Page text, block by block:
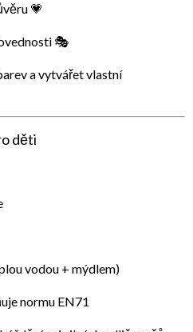
💗
🎭
a vytvářet vlastní
děti
vodou + mýdlem)
normu EN71